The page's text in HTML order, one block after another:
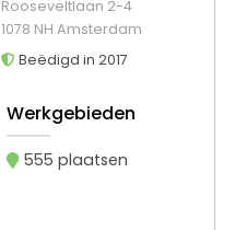
Rooseveltlaan 2-4
1078 NH Amsterdam
Beëdigd in 2017
Werkgebieden
555 plaatsen